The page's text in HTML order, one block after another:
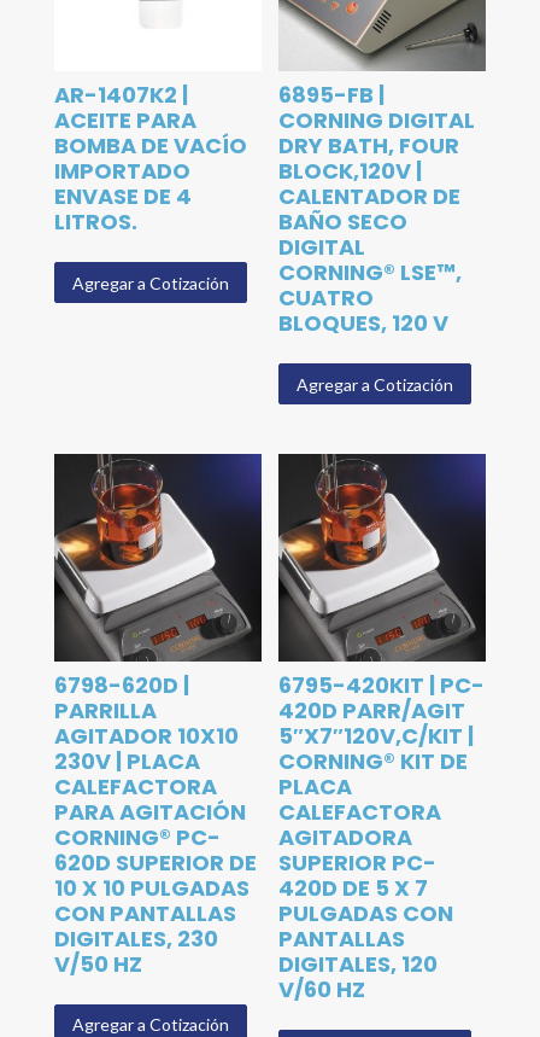
AR-1407K2 |
ACEITE PARA
BOMBA DE VACÍO
IMPORTADO
ENVASE DE 4
LITROS.
Agregar a Cotización
6895-FB |
CORNING DIGITAL
DRY BATH, FOUR
BLOCK,120V |
CALENTADOR DE
BAÑO SECO
DIGITAL
CORNING® LSE™,
CUATRO
BLOQUES, 120 V
Agregar a Cotización
6798-620D |
PARRILLA
AGITADOR 10X10
230V | PLACA
CALEFACTORA
PARA AGITACIÓN
CORNING® PC-
620D SUPERIOR DE
10 X 10 PULGADAS
CON PANTALLAS
DIGITALES, 230
V/50 HZ
Agregar a Cotización
6795-420KIT | PC-
420D PARR/AGIT
5″X7″120V,C/KIT |
CORNING® KIT DE
PLACA
CALEFACTORA
AGITADORA
SUPERIOR PC-
420D DE 5 X 7
PULGADAS CON
PANTALLAS
DIGITALES, 120
V/60 HZ